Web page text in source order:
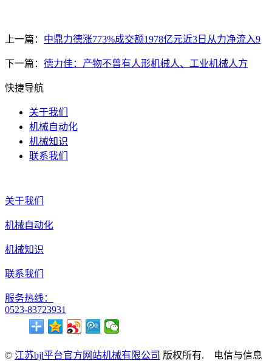
上一篇： 中鼎力德涨773%成交额1978亿元近3日从力净流入9
下一篇： 德力佳：产物不曾有人形机械人、工业机械人方
快捷导航
关于我们
机械自动化
机械知识
联系我们
关于我们
机械自动化
机械知识
联系我们
服务热线：
0523-83723931
© 江苏bjl平台官方网站机械有限公司 版权所有. 电信与信息